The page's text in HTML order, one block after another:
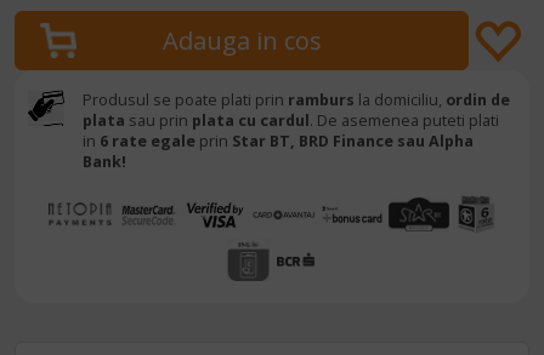
Produsul se poate plati prin ramburs la domiciliu, ordin de
plata sau prin plata cu cardul. De asemenea puteti plati
in 6 rate egale prin Star BT, BRD Finance sau Alpha
Bank!